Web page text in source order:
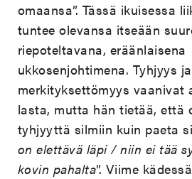
omaansa”. Tässä ikuisessa
tuntee olevansa itseään
riepoteltavana, eräänlaisena
ukkosenjohtimena. Tyhjyys ja
merkityksettömyys vaanivat
lasta, mutta hän tietää, että
tyhjyyttä silmiin kuin paeta
on elettävä läpi / niin ei tää
kovin pahalta”. Viime